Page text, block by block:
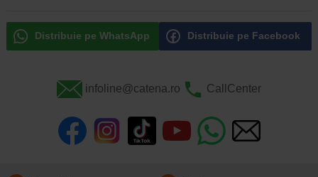
Distribuie pe WhatsApp Distribuie pe Facebook
infoline@catena.ro CallCenter